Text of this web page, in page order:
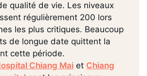
qualité de vie. Les niveaux
régulièrement 200 lors
les plus critiques. Beaucoup
de longue date quittent la
cette période.
Chiang Mai et Chiang